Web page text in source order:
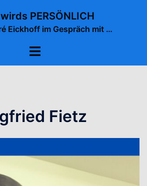
PERSÖNLICH
Eickhoff im Gespräch mit …
Menü
Fietz